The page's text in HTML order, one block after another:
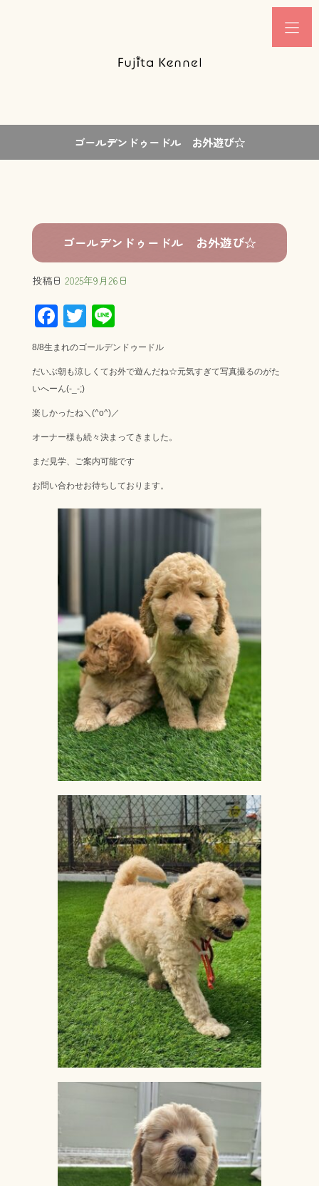
ゴールデンドゥードル お外遊び☆
ゴールデンドゥードル お外遊び☆
投稿日 2025年9月26日
F
ac
e
b
o
ok
T
wi
tt
er
Li
ne
8/8生まれのゴールデンドゥードル
だいぶ朝も涼しくてお外で遊んだね☆元気すぎて写真撮るのがた
いへーん(-_-;)
楽しかったね＼(^o^)／
オーナー様も続々決まってきました。
まだ見学、ご案内可能です
お問い合わせお待ちしております。